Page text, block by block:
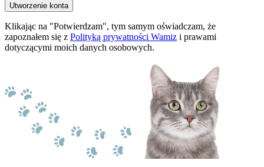
Utworzenie konta
Klikając na "Potwierdzam", tym samym oświadczam, że
zapoznałem się z Polityką prywatności Wamiz i prawami
dotyczącymi moich danych osobowych.